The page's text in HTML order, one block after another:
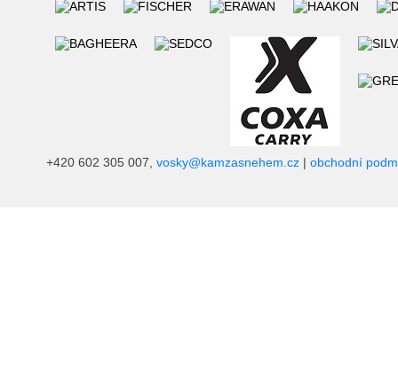
+420 602 305 007, vosky@kamzasnehem.cz | obchodní